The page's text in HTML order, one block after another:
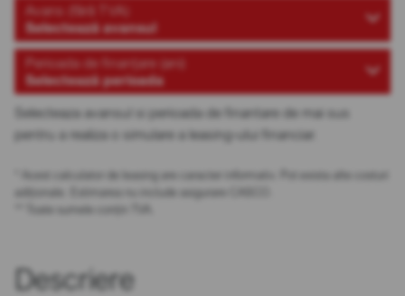
Avans (fără TVA)
Selectează avansul
Perioada de finanțare (ani)
Selectează perioada
Selecteaza avansul si perioada de finantare de mai sus
pentru a realiza o simulare a leasing-ului financiar.
* Acest calculator de leasing are caracter informativ. Pot exista alte costuri
adiționale. Estimarea nu include asigurare CASCO.
** Toate sumele conțin TVA.
Descriere